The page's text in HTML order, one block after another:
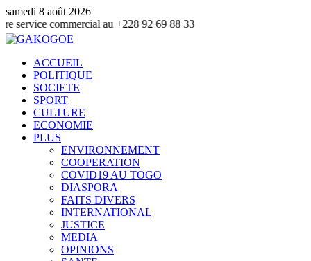
samedi 8 août 2026
commercial au +228 92 69 88 33
ACCUEIL
POLITIQUE
SOCIETE
SPORT
CULTURE
ECONOMIE
PLUS
ENVIRONNEMENT
COOPERATION
COVID19 AU TOGO
DIASPORA
FAITS DIVERS
INTERNATIONAL
JUSTICE
MEDIA
OPINIONS